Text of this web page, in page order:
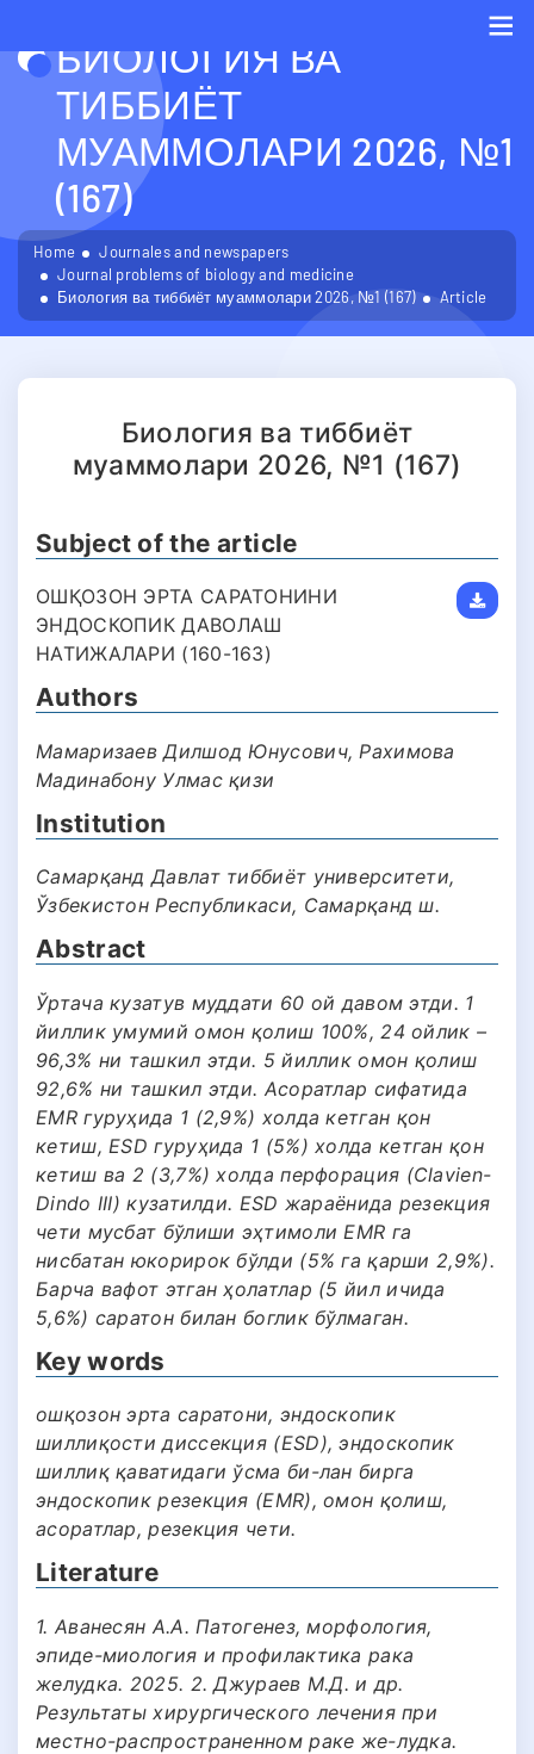
БИОЛОГИЯ ВА
ТИББИЁТ
МУАММОЛАРИ 2026, №1
(167)
Home
Journales and newspapers
Journal problems of biology and medicine
Биология ва тиббиёт муаммолари 2026, №1 (167)
Article
Биология ва тиббиёт
муаммолари 2026, №1 (167)
Subject of the article
ОШҚОЗОН ЭРТА САРАТОНИНИ
ЭНДОСКОПИК ДАВОЛАШ
НАТИЖАЛАРИ (160-163)
Authors
Мамаризаев Дилшод Юнусович, Рахимова
Мадинабону Улмас қизи
Institution
Самарқанд Давлат тиббиёт университети,
Ўзбекистон Республикаси, Самарқанд ш.
Abstract
Ўртача кузатув муддати 60 ой давом этди. 1
йиллик умумий омон қолиш 100%, 24 ойлик –
96,3% ни ташкил этди. 5 йиллик омон қолиш
92,6% ни ташкил этди. Асоратлар сифатида
EMR гуруҳида 1 (2,9%) холда кетган қон
кетиш, ESD гуруҳида 1 (5%) холда кетган қон
кетиш ва 2 (3,7%) холда перфорация (Clavien-
Dindo III) кузатилди. ESD жараёнида резекция
чети мусбат бўлиши эҳтимоли EMR га
нисбатан юкорирок бўлди (5% га қарши 2,9%).
Барча вафот этган ҳолатлар (5 йил ичида
5,6%) саратон билан боглик бўлмаган.
Key words
ошқозон эрта саратони, эндоскопик
шиллиқости диссекция (ESD), эндоскопик
шиллиқ қаватидаги ўсма би-лан бирга
эндоскопик резекция (EMR), омон қолиш,
асоратлар, резекция чети.
Literature
1. Аванесян А.А. Патогенез, морфология,
эпиде-миология и профилактика рака
желудка. 2025. 2. Джураев М.Д. и др.
Результаты хирургического лечения при
местно-распространенном раке же-лудка.